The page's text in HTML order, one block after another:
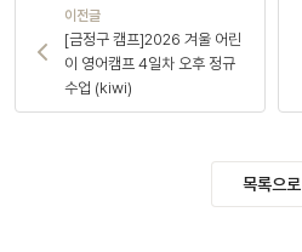
이전글
[금정구 캠프]2026 겨울 어린
이 영어캠프 4일차 오후 정규
수업 (kiwi)
목록으로